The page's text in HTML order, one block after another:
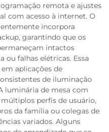
remota e ajustes
com acesso à internet. O
incorpora
garantindo que os
intactos
ou falhas elétricas. Essa
aplicações de
de iluminação
luminária de mesa com
perfis de usuário,
da família ou colegas de
variados. Alguns